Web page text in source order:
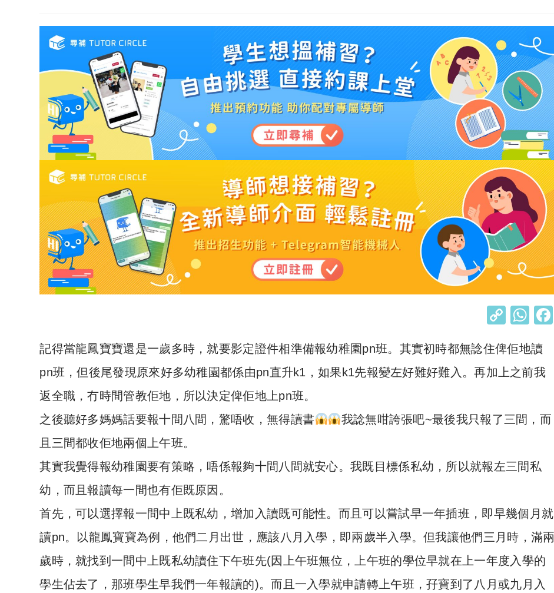
C
p
y
n
k
W
at
s
p
p
記得當龍鳳寶寶還是一歲多時，就要影定證件相準備報幼稚園pn班。其實初時都無諗住俾佢地讀
pn班，但後尾發現原來好多幼稚園都係由pn直升k1，如果k1先報變左好難好難入。再加上之前我
返全職，冇時間管教佢地，所以決定俾佢地上pn班。
之後聽好多媽媽話要報十間八間，驚唔收，無得讀書
我諗無咁誇張吧~最後我只報了三間，而
且三間都收佢地兩個上午班。
其實我覺得報幼稚園要有策略，唔係報夠十間八間就安心。我既目標係私幼，所以就報左三間私
幼，而且報讀每一間也有佢既原因。
首先，可以選擇報一間中上既私幼，增加入讀既可能性。而且可以嘗試早一年插班，即早幾個月就
讀pn。以龍鳳寶寶為例，他們二月出世，應該八月入學，即兩歲半入學。但我讓他們三月時，滿兩
歲時，就找到一間中上既私幼讀住下午班先(因上午班無位，上午班的學位早就在上一年度入學的
學生佔去了，那班學生早我們一年報讀的)。而且一入學就申請轉上午班，孖寶到了八月或九月入